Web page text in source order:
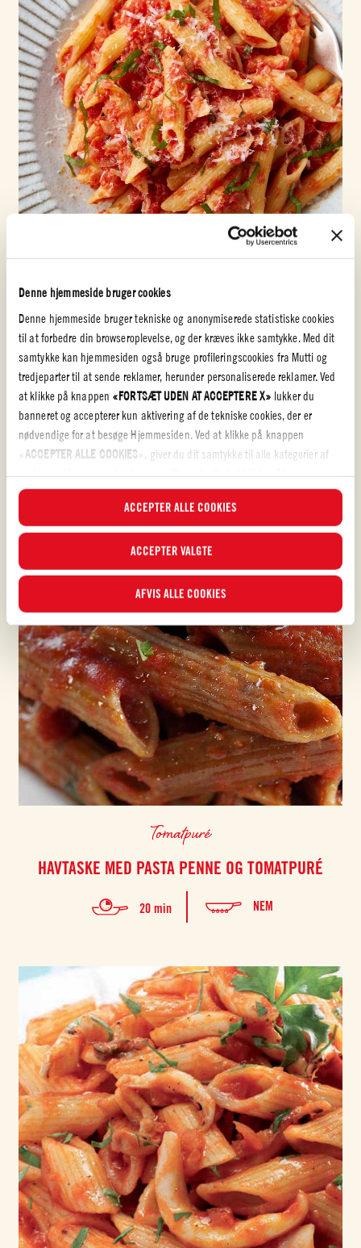
Denne hjemmeside bruger cookies
Denne hjemmeside bruger tekniske og anonymiserede statistiske cookies
til at forbedre din browseroplevelse, og der kræves ikke samtykke. Med dit
samtykke kan hjemmesiden også bruge profileringscookies fra Mutti og
tredjeparter til at sende reklamer, herunder personaliserede reklamer. Ved
at klikke på knappen «FORTSÆT UDEN AT ACCEPTERE X» lukker du
banneret og accepterer kun aktivering af de tekniske cookies, der er
nødvendige for at besøge Hjemmesiden. Ved at klikke på knappen
«ACCEPTER ALLE COOKIES », giver du dit samtykke til alle kategorier af
«AFVIS ALLE COOKIES», vil kun tekniske cookies og anonymiserede
statistiske cookies blive aktiveret.
I dette banner kan du vælge eller fravælge de kategorier af cookies, du
ønsker at acceptere, ved hjælp af de specifikke flueben og ved at klikke på
ACCEPTER VALGTE”. Du kan til enhver tid vælge, hvilke cookies
du vil give samtykke til, og se den opdaterede liste over cookierne i
Cookieindstillinger. For yderligere oplysninger kan du læse
voresCookiepolitik
ACCEPTER ALLE COOKIES
ACCEPTER VALGTE
AFVIS ALLE COOKIES
PENNE ARRABBIATA MED FLÅEDE TOMATER
Få smagen af solmodne, italienske tomater hjemme i dit eget køkken.
Her er Muttis opskrift på den italienske og delikate ret Penne Arrabiata
med tomat og pasta.
20 min NEM
Tomatpuré
HAVTASKE MED PASTA PENNE OG TOMATPURÉ
20 min NEM